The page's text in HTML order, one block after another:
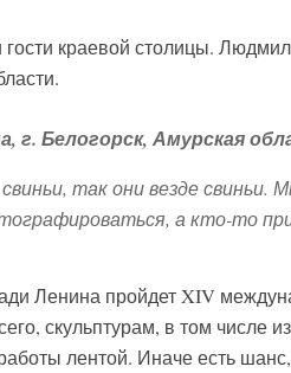
краевой столицы.
г. Белогорск, Амурская
так они везде
а кто-то
Ленина пройдет XIV
скульптурам, в том числе
лентой. Иначе есть